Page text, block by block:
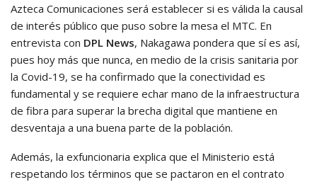
Azteca Comunicaciones será establecer si es válida la causal
de interés público que puso sobre la mesa el MTC. En
entrevista con DPL News, Nakagawa pondera que sí es así,
pues hoy más que nunca, en medio de la crisis sanitaria por
la Covid-19, se ha confirmado que la conectividad es
fundamental y se requiere echar mano de la infraestructura
de fibra para superar la brecha digital que mantiene en
desventaja a una buena parte de la población.
Además, la exfuncionaria explica que el Ministerio está
respetando los términos que se pactaron en el contrato